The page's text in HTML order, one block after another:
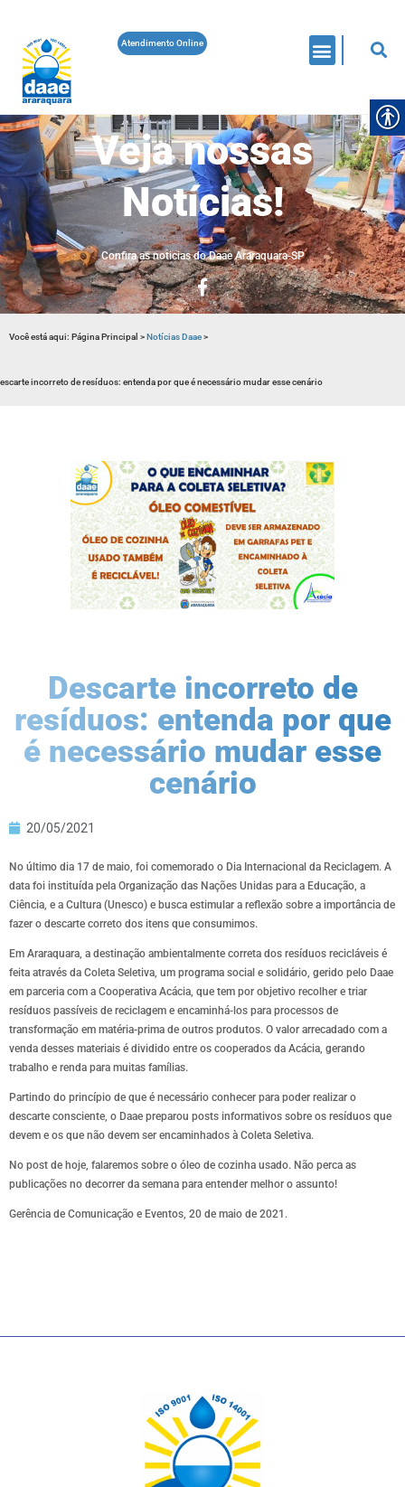
Atendimento Online
Veja nossas
Notícias!
Confira as noticias do Daae Araraquara-SP
Você está aqui: Página Principal >Notícias Daae>
incorreto de resíduos: entenda por que é necessário mudar esse cenário
Descarte incorreto de
resíduos: entenda por que
é necessário mudar esse
cenário
20/05/2021
No último dia 17 de maio, foi comemorado o Dia Internacional da Reciclagem. A
data foi instituída pela Organização das Nações Unidas para a Educação, a
Ciência, e a Cultura (Unesco) e busca estimular a reflexão sobre a importância de
fazer o descarte correto dos itens que consumimos.
Em Araraquara, a destinação ambientalmente correta dos resíduos recicláveis é
feita através da Coleta Seletiva, um programa social e solidário, gerido pelo Daae
em parceria com a Cooperativa Acácia, que tem por objetivo recolher e triar
resíduos passíveis de reciclagem e encaminhá-los para processos de
transformação em matéria-prima de outros produtos. O valor arrecadado com a
venda desses materiais é dividido entre os cooperados da Acácia, gerando
trabalho e renda para muitas famílias.
Partindo do princípio de que é necessário conhecer para poder realizar o
descarte consciente, o Daae preparou posts informativos sobre os resíduos que
devem e os que não devem ser encaminhados à Coleta Seletiva.
No post de hoje, falaremos sobre o óleo de cozinha usado. Não perca as
publicações no decorrer da semana para entender melhor o assunto!
Gerência de Comunicação e Eventos, 20 de maio de 2021.